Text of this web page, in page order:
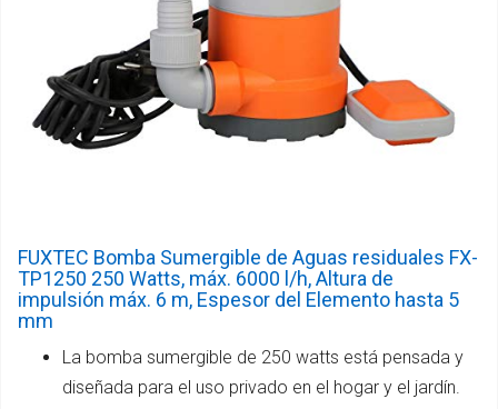
FUXTEC Bomba Sumergible de Aguas residuales FX-
TP1250 250 Watts, máx. 6000 l/h, Altura de
impulsión máx. 6 m, Espesor del Elemento hasta 5
mm
La bomba sumergible de 250 watts está pensada y
diseñada para el uso privado en el hogar y el jardín.